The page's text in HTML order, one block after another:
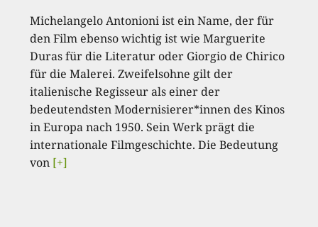
Michelangelo Antonioni ist ein Name, der für
den Film ebenso wichtig ist wie Marguerite
Duras für die Literatur oder Giorgio de Chirico
für die Malerei. Zweifelsohne gilt der
italienische Regisseur als einer der
bedeutendsten Modernisierer*innen des Kinos
in Europa nach 1950. Sein Werk prägt die
internationale Filmgeschichte. Die Bedeutung
von [+]